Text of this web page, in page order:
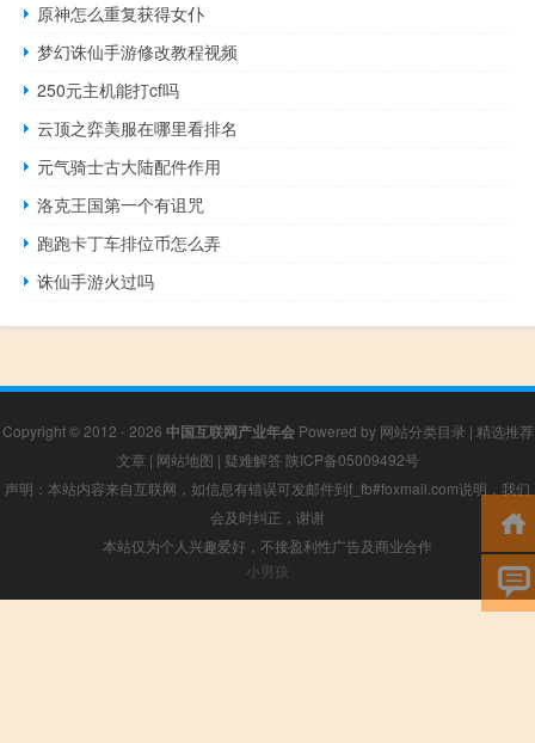
原神怎么重复获得女仆
梦幻诛仙手游修改教程视频
250元主机能打cf吗
云顶之弈美服在哪里看排名
元气骑士古大陆配件作用
洛克王国第一个有诅咒
跑跑卡丁车排位币怎么弄
诛仙手游火过吗
Copyright © 2012 - 2026 中国互联网产业年会Powered by 网站分类目录 | 精选推荐
文章 | 网站地图 | 疑难解答 陕ICP备05009492号
声明：本站内容来自互联网，如信息有错误可发邮件到f_fb#foxmail.com说明，我们
会及时纠正，谢谢
本站仅为个人兴趣爱好，不接盈利性广告及商业合作
小男孩